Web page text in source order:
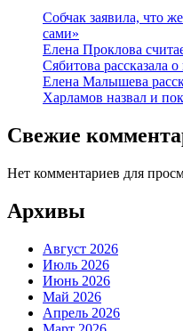
Собчак заявила, что
сами»
Елена Проклова
Сябитова рассказала
Елена Малышева
Харламов назвал и
Свежие
Нет комментариев для
Архивы
Август 2026
Июль 2026
Июнь 2026
Май 2026
Апрель 2026